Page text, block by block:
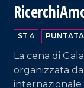
ST 4 PUNTATA
La cena di
organizzata
internazionale